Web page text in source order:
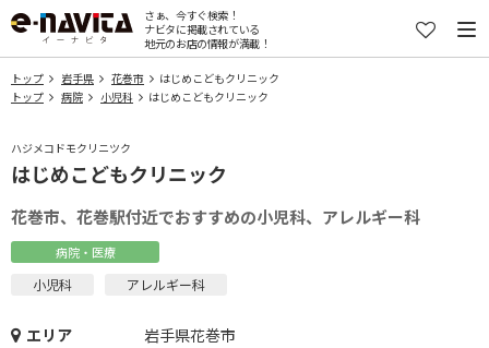
さぁ、今すぐ検索！
ナビタに掲載されている
地元のお店の情報が満載！
トップ 岩手県 花巻市
はじめこどもクリニック
トップ
病院 小児科 はじめこどもクリニック
ハジメコドモクリニツク
はじめこどもクリニック
花巻市、花巻駅付近でおすすめの小児科、アレルギー科
病院・医療
小児科 アレルギー科
エリア
岩手県花巻市